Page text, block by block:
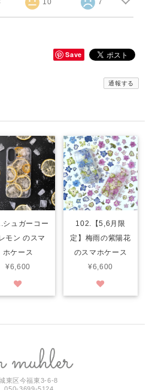
10 7
Save
通報する
シュガーコー
モン のスマ
ホケース
¥6,600
102.【5,6月限
定】梅雨の紫陽花
のスマホケース
¥6,600
東区今福東3-6-8